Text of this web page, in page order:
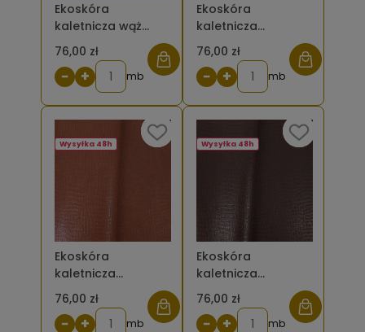
Ekoskóra
kaletnicza wąż
beżowy
76,00 zł
− + mb
Ekoskóra
kaletnicza
krokodyl drobny
czarny
76,00 zł
− + mb
Ekoskóra
kaletnicza
krokodyl drobny
brązowy jasny
76,00 zł
Wysyłka 48h
− + mb
Ekoskóra
kaletnicza
krokodyl drobny
brązowy ciemny
76,00 zł
Wysyłka 48h
− + mb